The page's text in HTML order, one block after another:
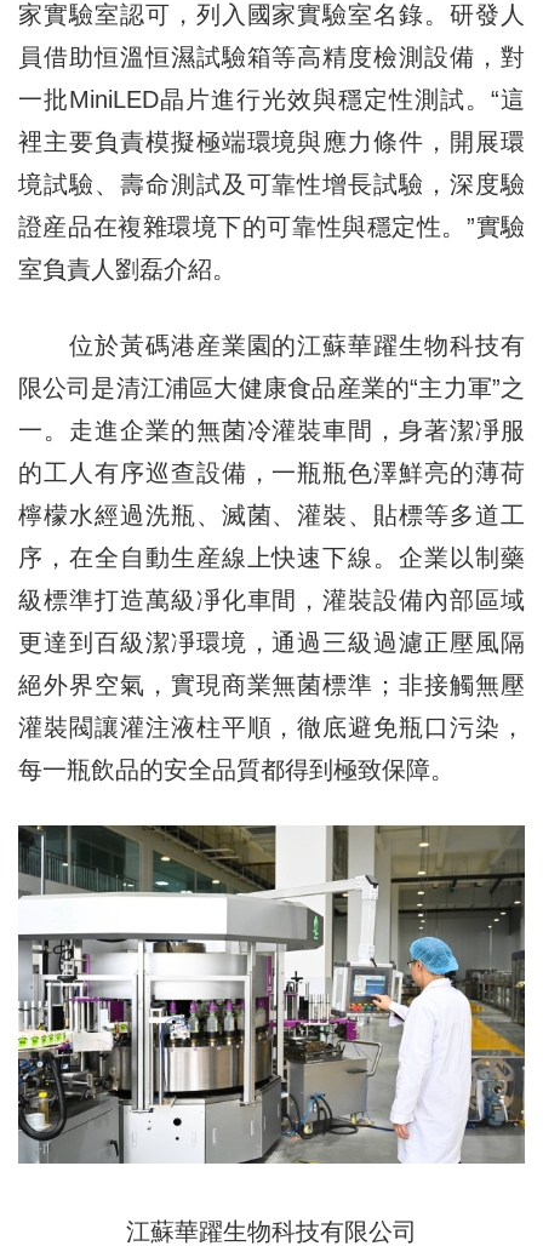
家實驗室認可，列入國家實驗室名錄。研發人
員借助恒溫恒濕試驗箱等高精度檢測設備，對
一批MiniLED晶片進行光效與穩定性測試。“這
裡主要負責模擬極端環境與應力條件，開展環
境試驗、壽命測試及可靠性增長試驗，深度驗
證産品在複雜環境下的可靠性與穩定性。”實驗
室負責人劉磊介紹。
位於黃碼港産業園的江蘇華躍生物科技有
限公司是清江浦區大健康食品産業的“主力軍”之
一。走進企業的無菌冷灌裝車間，身著潔凈服
的工人有序巡查設備，一瓶瓶色澤鮮亮的薄荷
檸檬水經過洗瓶、滅菌、灌裝、貼標等多道工
序，在全自動生産線上快速下線。企業以制藥
級標準打造萬級凈化車間，灌裝設備內部區域
更達到百級潔凈環境，通過三級過濾正壓風隔
絕外界空氣，實現商業無菌標準；非接觸無壓
灌裝閥讓灌注液柱平順，徹底避免瓶口污染，
每一瓶飲品的安全品質都得到極致保障。
江蘇華躍生物科技有限公司